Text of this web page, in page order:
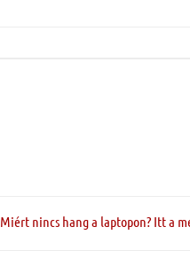
Miért nincs hang a laptopon? Itt a